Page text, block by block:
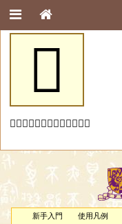
𦝲
「𦝲」字未收錄於本資料庫。
新手入門 使用凡例